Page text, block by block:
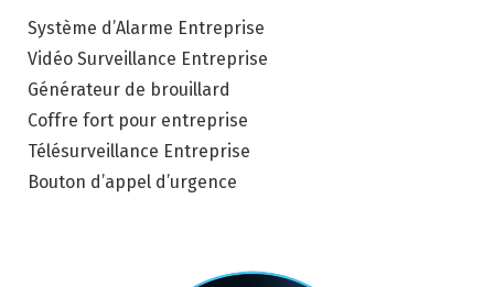
Système d’Alarme Entreprise
Vidéo Surveillance Entreprise
Générateur de brouillard
Coffre fort pour entreprise
Télésurveillance Entreprise
Bouton d’appel d’urgence